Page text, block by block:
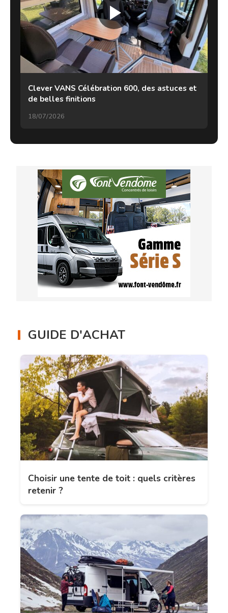
Clever VANS Célébration 600, des astuces et
de belles finitions
18/07/2026
GUIDE D'ACHAT
Choisir une tente de toit : quels critères
retenir ?